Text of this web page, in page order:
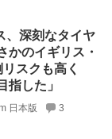
、深刻なタイヤ
かのイギリス・
スクも高く
指した」
日本版 3